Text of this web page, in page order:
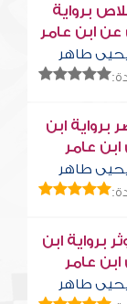
برواية
عن ابن عامر
طاهر
برواية ابن
عامر
طاهر
برواية ابن
عامر
طاهر